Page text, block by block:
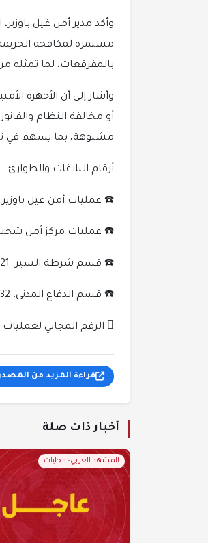
وأكد مدير أمن غيل
مستمرة لمكافحة الجريمة
بالمفرقعات، لما تمثله
وأشار إلى أن الأجهزة
أو مخالفة النظام
مشبوهة، بما يسهم في
أرقام البلاغات والطوارئ
☎️ عمليات أمن غيل باوزير: 05359046
☎️ عمليات مركز أمن شحير:
☎️ قسم شرطة السير: 05358221
☎️ قسم الدفاع المدني: 05355232
 الرقم المجاني لعمليات أمن ساحل حضرموت: 199
قراءة المزيد من
أخبار ذات صلة
المشهد العربي- محليات